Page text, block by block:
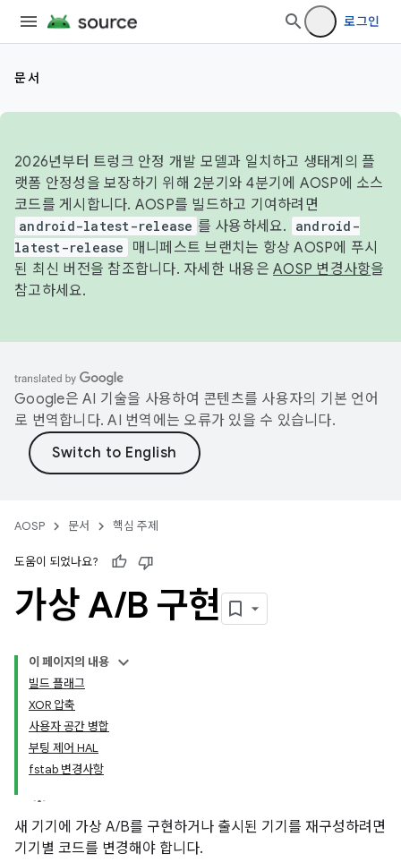
로그인
문서
2026년부터 트렁크 안정 개발 모델과 일치하고 생태계의 플
랫폼 안정성을 보장하기 위해 2분기와 4분기에 AOSP에 소스
코드를 게시합니다. AOSP를 빌드하고 기여하려면
android-latest-release 를 사용하세요.
android-
latest-release
매니페스트 브랜치는 항상 AOSP에 푸시
된 최신 버전을 참조합니다. 자세한 내용은 AOSP 변경사항을
참고하세요.
Google은 AI 기술을 사용하여 콘텐츠를 사용자의 기본 언어
로 번역합니다. AI 번역에는 오류가 있을 수 있습니다.
AOSP 문서 핵심 주제
도움이 되었나요?
가상 A/B 구현
이 페이지의 내용
빌드 플래그
XOR 압축
사용자 공간 병합
부팅 제어 HAL
fstab 변경사항
새 기기에 가상 A/B를 구현하거나 출시된 기기를 재구성하려면
기기별 코드를 변경해야 합니다.